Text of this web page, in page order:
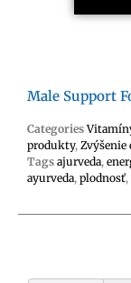
Male Support
Categories
produkty, Zvýšenie
Tags ajurveda,
ayurveda, plodnosť,